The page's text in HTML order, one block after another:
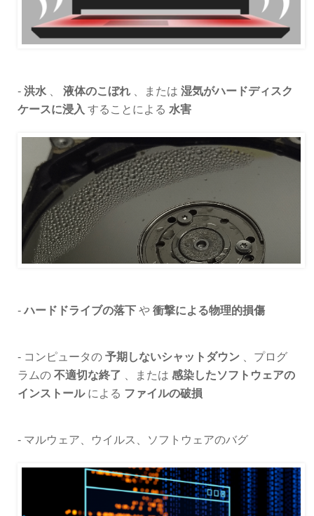
- 洪水 液体のこぼれ 、または 湿気がハードディスク
ケースに浸入 することによる 水害
-ハードドライブの落下 や 衝撃による物理的損傷
- コンピュータの 予期しないシャットダウン 、プログ
ラムの 不適切な終了 、または 感染したソフトウェアの
インストールによる ファイルの破損
- マルウェア、ウイルス、ソフトウェアのバグ